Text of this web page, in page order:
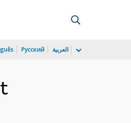
Русский العربية